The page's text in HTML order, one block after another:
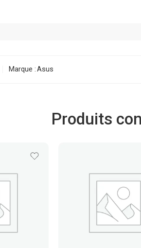
Marque :Asus
Produits